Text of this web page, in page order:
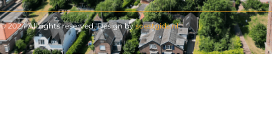
© 2024 All rights reserved. Design bysoestgids.nl